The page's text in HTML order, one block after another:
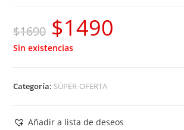
$1690 El
precio
era:
$1490
Sin existencias
Categoría: SÚPER-OFERTA
Añadir a lista de deseos